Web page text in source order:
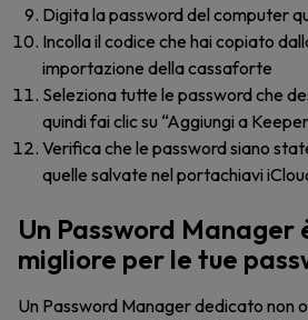
Digita la password del computer
Incolla il codice che hai copiato
importazione della cassaforte
Seleziona tutte le password che
quindi fai clic su “Aggiungi a
Verifica che le password siano
quelle salvate nel portachiavi
Un Password Manager
migliore per le tue
Un Password Manager dedicato non